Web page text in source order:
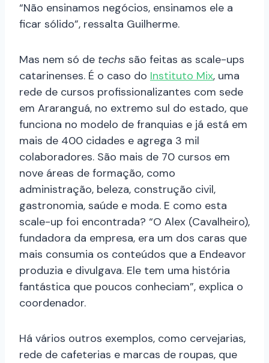
“Não ensinamos negócios, ensinamos ele a
ficar sólido”, ressalta Guilherme.
Mas nem só de techs são feitas as scale-ups
catarinenses. É o caso do Instituto Mix, uma
rede de cursos profissionalizantes com sede
em Araranguá, no extremo sul do estado, que
funciona no modelo de franquias e já está em
mais de 400 cidades e agrega 3 mil
colaboradores. São mais de 70 cursos em
nove áreas de formação, como
administração, beleza, construção civil,
gastronomia, saúde e moda. E como esta
scale-up foi encontrada? “O Alex (Cavalheiro),
fundadora da empresa, era um dos caras que
mais consumia os conteúdos que a Endeavor
produzia e divulgava. Ele tem uma história
fantástica que poucos conheciam”, explica o
coordenador.
Há vários outros exemplos, como cervejarias,
rede de cafeterias e marcas de roupas, que